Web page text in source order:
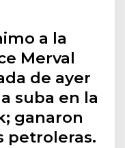
a la
Merval
de ayer
suba en la
ganaron
petroleras.